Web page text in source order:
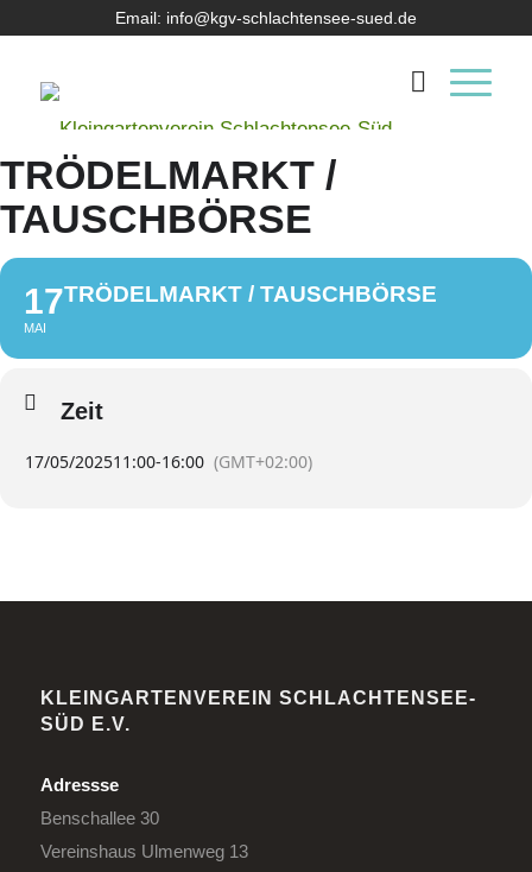
Email: info@kgv-schlachtensee-sued.de
TRÖDELMARKT /
TAUSCHBÖRSE
17
MAI
TRÖDELMARKT / TAUSCHBÖRSE
Zeit
17/05/202511:00-16:00 (GMT+02:00)
KLEINGARTENVEREIN SCHLACHTENSEE-
SÜD E.V.
Adressse
Benschallee 30
Vereinshaus Ulmenweg 13